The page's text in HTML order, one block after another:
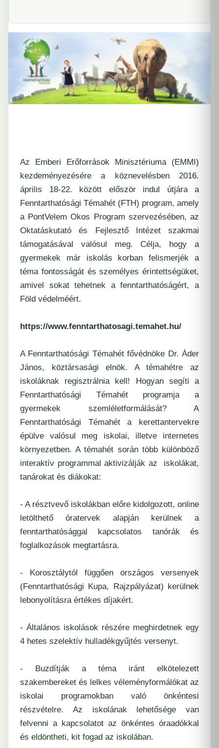
Az Emberi Erőforrások Minisztériuma (EMMI)
kezdeményezésére a köznevelésben 2016.
április 18-22. között először indul útjára a
Fenntarthatósági Témahét (FTH) program, amely
a PontVelem Okos Program szervezésében, az
Oktatáskutató és Fejlesztő Intézet szakmai
támogatásával valósul meg. Célja, hogy a
gyermekek már iskolás korban felismerjék a
téma fontosságát és személyes érintettségüket,
amivel sokat tehetnek a fenntarthatóságért, a
Föld védelméért.
https://www.fenntarthatosagi.temahet.hu/
A Fenntarthatósági Témahét fővédnöke Dr. Áder
János, köztársasági elnök. A témahétre az
iskoláknak regisztrálnia kell! Hogyan segíti a
Fenntarthatósági Témahét programja a
gyermekek szemléletformálását? A
Fenntarthatósági Témahét a kerettantervekre
épülve valósul meg iskolai, illetve internetes
környezetben. A témahét során több különböző
interaktív programmal aktivizálják az iskolákat,
tanárokat és diákokat:
- A résztvevő iskolákban előre kidolgozott, online
letölthető óratervek alapján kerülnek a
fenntarthatósággal kapcsolatos tanórák és
foglalkozások megtartásra.
- Korosztálytól függően országos versenyek
(Fenntarthatósági Kupa, Rajzpályázat) kerülnek
lebonyolításra értékes díjakért.
- Általános iskolások részére meghirdetnek egy
4 hetes szelektív hulladékgyűjtés versenyt.
- Buzdítják a téma iránt elkötelezett
szakembereket és lelkes véleményformálókat az
iskolai programokban való önkéntesi
részvételre. Az iskolának lehetősége van
felvenni a kapcsolatot az önkéntes óraadókkal
és eldöntheti, kit fogad az iskolában.